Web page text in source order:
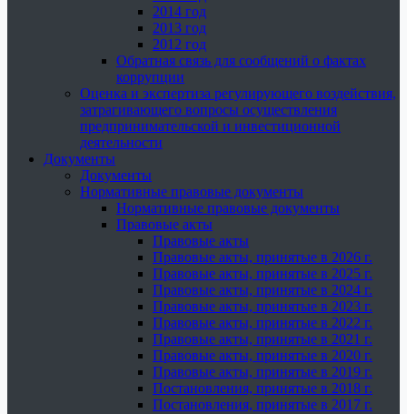
2014 год
2013 год
2012 год
Обратная связь для сообщений о фактах
коррупции
Оценка и экспертиза регулирующего воздействия,
затрагивающего вопросы осуществления
предпринимательской и инвестиционной
деятельности
Документы
Документы
Нормативные правовые документы
Нормативные правовые документы
Правовые акты
Правовые акты
Правовые акты, принятые в 2026 г.
Правовые акты, принятые в 2025 г.
Правовые акты, принятые в 2024 г.
Правовые акты, принятые в 2023 г.
Правовые акты, принятые в 2022 г.
Правовые акты, принятые в 2021 г.
Правовые акты, принятые в 2020 г.
Правовые акты, принятые в 2019 г.
Постановления, принятые в 2018 г.
Постановления, принятые в 2017 г.